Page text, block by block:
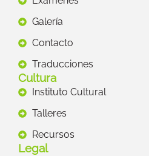
Galería
Contacto
Traducciones
Cultura
Instituto Cultural
Talleres
Recursos
Legal